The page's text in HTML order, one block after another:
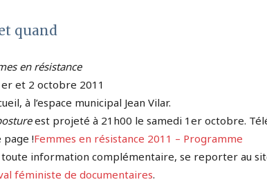
quand
en résistance
et 2 octobre 2011
à l’espace municipal Jean Vilar.
est projeté à 21h00 le samedi 1er octobre.
!Femmes en résistance 2011 – Programme
toute information complémentaire, se reporter au
féministe de documentaires.